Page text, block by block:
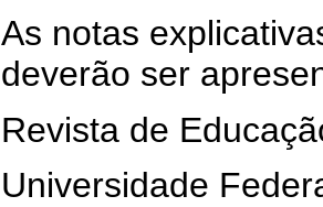
As notas
deverão ser
Revista de
Universidade